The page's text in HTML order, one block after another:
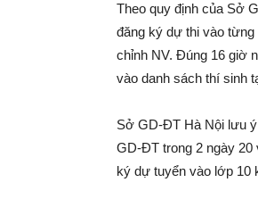
Theo quy định của Sở
đăng ký dự thi vào
chỉnh NV. Đúng 16 giờ
vào danh sách thí sinh
Sở GD-ĐT Hà Nội lưu
GD-ĐT trong 2 ngày 20
ký dự tuyển vào lớp 10